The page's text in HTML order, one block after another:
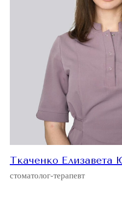
Ткаченко Елизавета
стоматолог-терапевт